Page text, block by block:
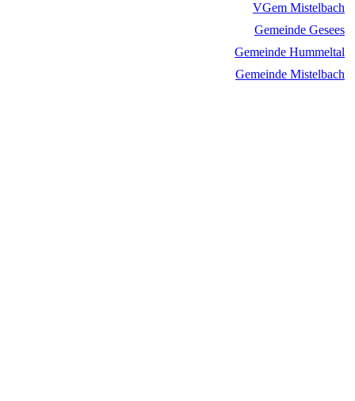
VGem Mistelbach
Gemeinde Gesees
Gemeinde Hummeltal
Gemeinde Mistelbach